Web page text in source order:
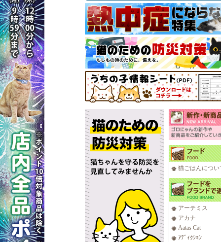
猫ごはんについ
アーテミス
アカナ
Aatas Cat
ｱﾃﾞｨｸｼｮﾝ